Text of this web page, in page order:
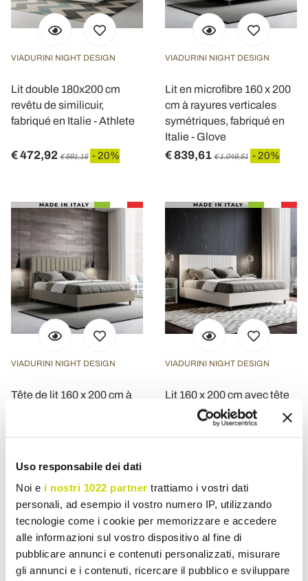
Uso responsabile dei dati
Noi e i nostri 1022 partner trattiamo i vostri dati
personali, ad esempio il vostro numero IP, utilizzando
tecnologie come i cookie per memorizzare e accedere
alle informazioni sul vostro dispositivo al fine di
pubblicare annunci e contenuti personalizzati, misurare
gli annunci e i contenuti, ricercare il pubblico e sviluppare
VIADURINI NIGHT DESIGN
Lit double 180x200 cm
revêtu de similicuir,
fabriqué en Italie - Athlete
€ 472,92 € 591,15 - 20%
VIADURINI NIGHT DESIGN
Lit en microfibre 160 x 200
cm à rayures verticales
symétriques, fabriqué en
Italie - Glove
€ 839,61 € 1.049,51 - 20%
VIADURINI NIGHT DESIGN
Tête de lit 160 x 200 cm à
€ 638,95 € 798,69 - 20%
VIADURINI NIGHT DESIGN
Lit 160 x 200 cm avec tête
de lit décorée de lignes
verticales, fabriqué en